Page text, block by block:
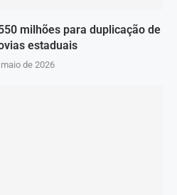
milhões para duplicação de
estaduais
de 2026